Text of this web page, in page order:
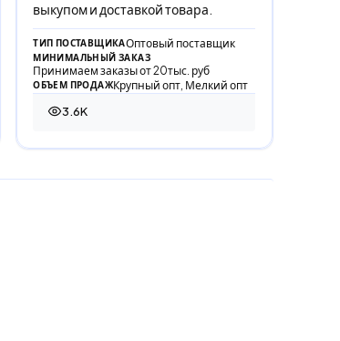
выкупом и доставкой товара.
ТИП ПОСТАВЩИКАОптовый поставщик
МИНИМАЛЬНЫЙ ЗАКАЗ
Принимаем заказы от 20тыс. руб
ОБЪЕМ ПРОДАЖКрупный опт, Мелкий опт
3.6K
3 595 просмотров